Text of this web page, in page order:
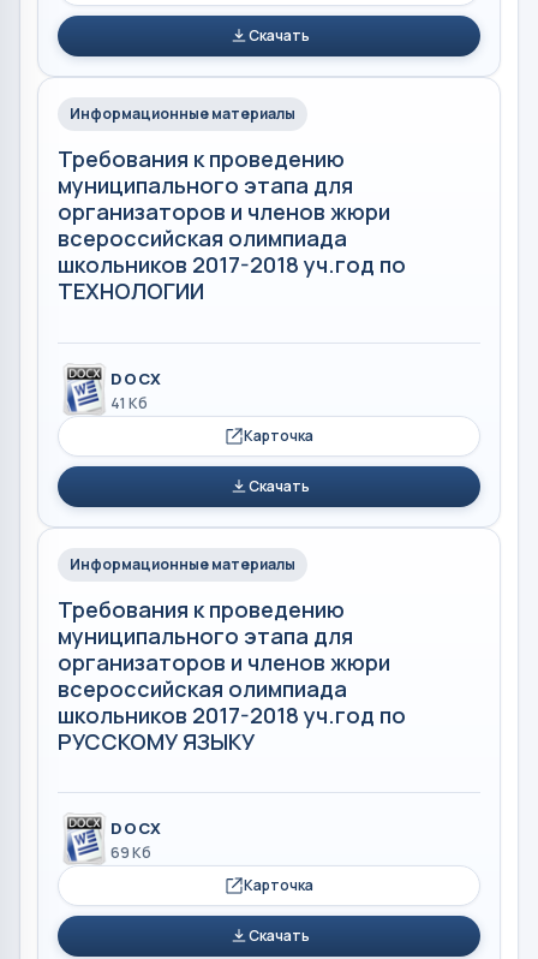
Скачать
Информационные материалы
Требования к проведению
муниципального этапа для
организаторов и членов жюри
всероссийская олимпиада
школьников 2017-2018 уч.год по
ТЕХНОЛОГИИ
DOCX
41 Кб
Карточка
Скачать
Информационные материалы
Требования к проведению
муниципального этапа для
организаторов и членов жюри
всероссийская олимпиада
школьников 2017-2018 уч.год по
РУССКОМУ ЯЗЫКУ
DOCX
69 Кб
Карточка
Скачать